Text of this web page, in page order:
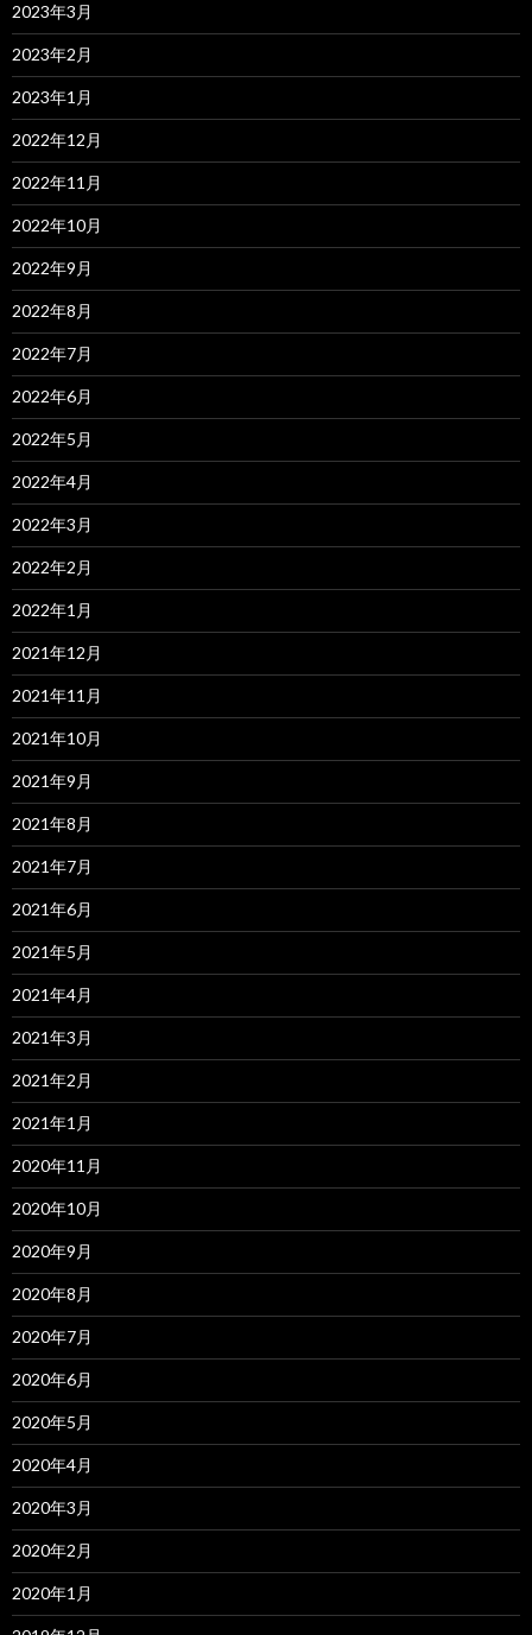
2023年3月
2023年2月
2023年1月
2022年12月
2022年11月
2022年10月
2022年9月
2022年8月
2022年7月
2022年6月
2022年5月
2022年4月
2022年3月
2022年2月
2022年1月
2021年12月
2021年11月
2021年10月
2021年9月
2021年8月
2021年7月
2021年6月
2021年5月
2021年4月
2021年3月
2021年2月
2021年1月
2020年11月
2020年10月
2020年9月
2020年8月
2020年7月
2020年6月
2020年5月
2020年4月
2020年3月
2020年2月
2020年1月